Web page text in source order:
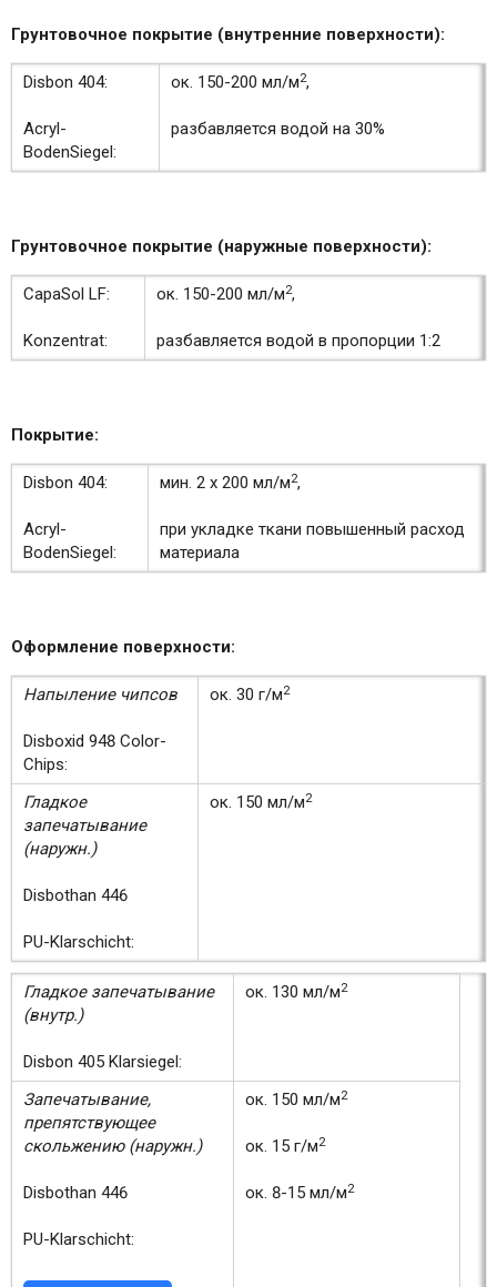
Грунтовочное покрытие (внутренние поверхности):
Disbon 404:
Acryl-
BodenSiegel:
ок. 150-200 мл/м2,
разбавляется водой на 30%
Грунтовочное покрытие (наружные поверхности):
CapaSol LF:
Konzentrat:
ок. 150-200 мл/м2,
разбавляется водой в пропорции 1:2
Покрытие:
Disbon 404:
Acryl-
BodenSiegel:
мин. 2 х 200 мл/м2,
при укладке ткани повышенный расход
материала
Оформление поверхности:
Напылениечипсов
Disboxid 948 Color-
Chips:
ок. 30 г/м2
Гладкое
запечатывание
(наружн.)
Disbothan 446
PU-Klarschicht:
ок. 150 мл/м2
Гладкое запечатывание
(внутр.)
Disbon 405 Klarsiegel:
ок. 130 мл/м2
Запечатывание,
препятствующее
скольжению (наружн.)
Disbothan 446
PU-Klarschicht:
ок. 150 мл/м2
ок. 15 г/м2
ок. 8-15 мл/м2